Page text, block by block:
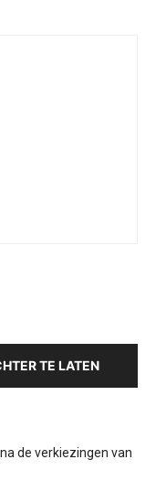
TE LATEN
de verkiezingen van